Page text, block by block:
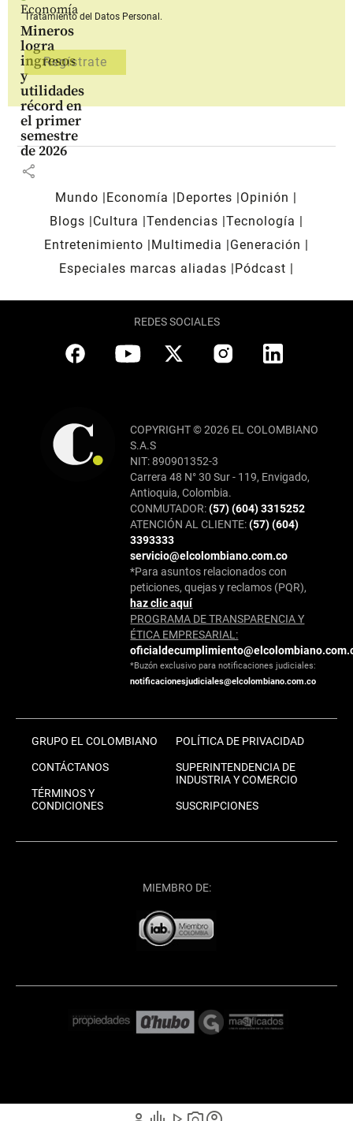
Economía
Mineros
logra
ingresos
y
utilidades
récord en
el primer
semestre
de 2026
share
Tratamiento del Datos Personal.
Mundo Economía Deportes
Opinión
Blogs
Cultura Tendencias Tecnología
Entretenimiento
Multimedia
Generación
Especiales marcas aliadas
Pódcast
REDES SOCIALES
COPYRIGHT © 2026 EL COLOMBIANO
S.A.S
NIT: 890901352-3
Carrera 48 N° 30 Sur - 119, Envigado,
Antioquia, Colombia.
CONMUTADOR:(57) (604) 3315252
ATENCIÓN AL CLIENTE:(57) (604)
3393333
servicio@elcolombiano.com.co
*Para asuntos relacionados con
peticiones, quejas y reclamos (PQR),
haz clic aquí
PROGRAMA DE TRANSPARENCIA Y
ÉTICA EMPRESARIAL:
*Buzón exclusivo para notificaciones judiciales:
notificacionesjudiciales@elcolombiano.com.co
GRUPO EL COLOMBIANO
CONTÁCTANOS
TÉRMINOS Y
CONDICIONES
POLÍTICA DE PRIVACIDAD
SUPERINTENDENCIA DE
INDUSTRIA Y COMERCIO
SUSCRIPCIONES
MIEMBRO DE: